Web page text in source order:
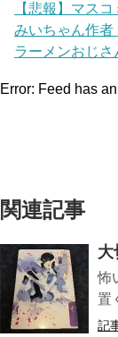
【悲報】マス
みいちゃん作
ラーメンおじ
Error: Feed has
関連記事
大
怖
置
記